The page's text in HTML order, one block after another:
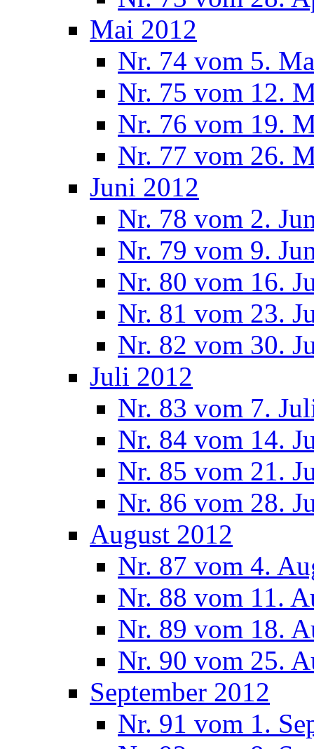
Mai 2012
Nr. 74 vom 5.
Nr. 75 vom 12.
Nr. 76 vom 19.
Nr. 77 vom 26.
Juni 2012
Nr. 78 vom 2.
Nr. 79 vom 9.
Nr. 80 vom 16.
Nr. 81 vom 23.
Nr. 82 vom 30.
Juli 2012
Nr. 83 vom 7.
Nr. 84 vom 14.
Nr. 85 vom 21.
Nr. 86 vom 28.
August 2012
Nr. 87 vom 4.
Nr. 88 vom 11.
Nr. 89 vom 18.
Nr. 90 vom 25.
September 2012
Nr. 91 vom 1.